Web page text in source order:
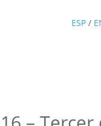
ESP /